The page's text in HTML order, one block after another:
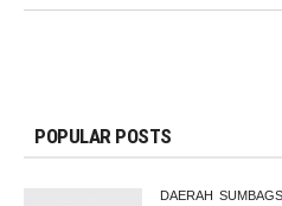
POPULAR POSTS
DAERAH